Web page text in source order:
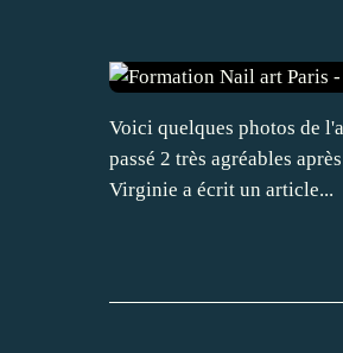
Voici quelques photos de
passé 2 très agréables
Virginie a écrit un article...